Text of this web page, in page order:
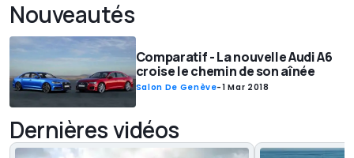
Nouveautés
Comparatif - La nouvelle Audi A6
croise le chemin de son aînée
Salon De Genève-1 Mar 2018
Dernières vidéos